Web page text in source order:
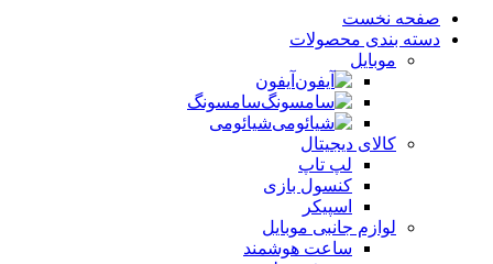
صفحه نخست
دسته بندی محصولات
موبایل
آیفون
سامسونگ
شیائومی
کالای دیجیتال
لپ تاپ
کنسول بازی
اسپیکر
لوازم جانبی موبایل
ساعت هوشمند